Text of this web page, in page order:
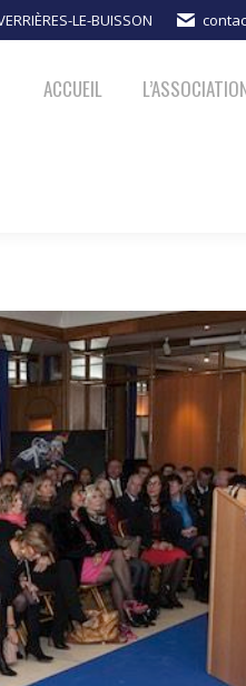
LE-BUISSON
ACCUEIL
PROJET PÉDAGOGIQUE